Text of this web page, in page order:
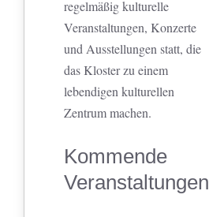
regelmäßig kulturelle
Veranstaltungen, Konzerte
und Ausstellungen statt, die
das Kloster zu einem
lebendigen kulturellen
Zentrum machen.
Kommende
Veranstaltungen